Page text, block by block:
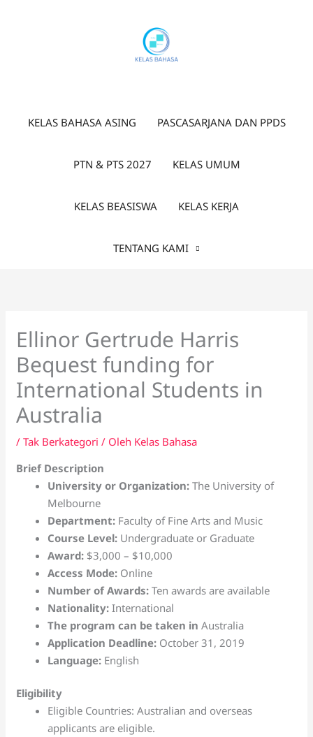
KELAS BAHASA ASING PASCASARJANA DAN PPDS
PTN & PTS 2027 KELAS UMUM
KELAS BEASISWA KELAS KERJA
TENTANG KAMI
Ellinor Gertrude Harris
Bequest funding for
International Students in
Australia
/Tak Berkategori / Oleh Kelas Bahasa
Brief Description
University or Organization:The University of
Melbourne
Department: Faculty of Fine Arts and Music
Course Level: Undergraduate or Graduate
Award: $3,000 – $10,000
Access Mode: Online
Number of Awards:Ten awards are available
Nationality:International
The program can be taken inAustralia
Application Deadline: October 31, 2019
Language: English
Eligibility
Eligible Countries: Australian and overseas
applicants are eligible.